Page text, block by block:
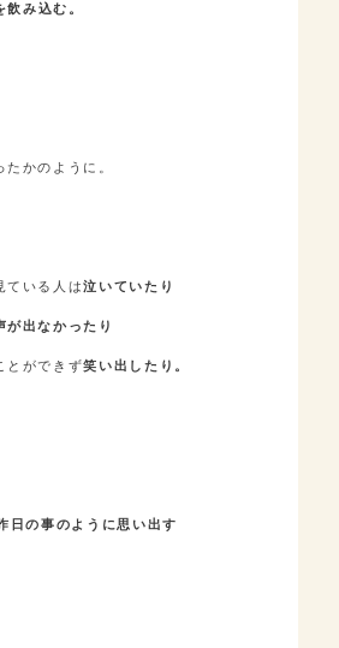
飲み込む。
かのように。
ている人は泣いていたり
が出なかったり
とができず笑い出したり。
日の事のように思い出す